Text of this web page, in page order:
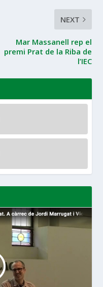
NEXT
Mar Massanell rep el
premi Prat de la Riba de
l’IEC